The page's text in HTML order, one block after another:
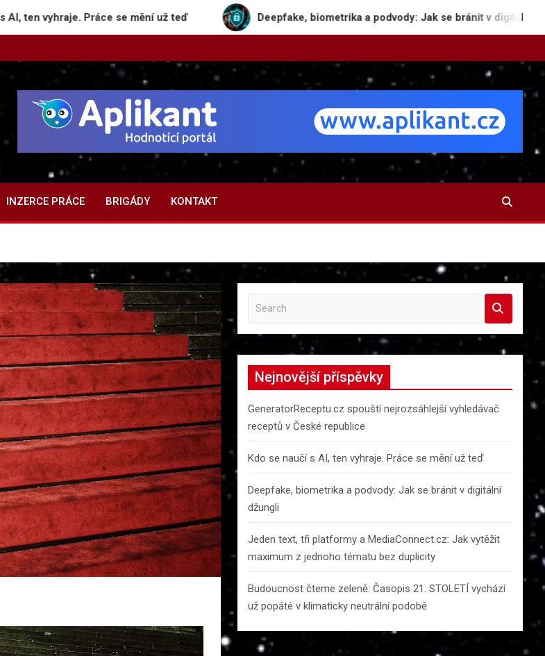
Práce se mění už teď Deepfake, biometrika a podvody: Jak se bránit v digitální džungli
INZERCE PRÁCE BRIGÁDY KONTAKT
a
r
h
Nejnovější příspěvky
GeneratorReceptu.cz spouští nejrozsáhlejší vyhledávač
receptů v České republice
Kdo se naučí s AI, ten vyhraje. Práce se mění už teď
Deepfake, biometrika a podvody: Jak se bránit v digitální
džungli
Jeden text, tři platformy a MediaConnect.cz: Jak vytěžit
maximum z jednoho tématu bez duplicity
Budoucnost čteme zeleně: Časopis 21. STOLETÍ vychází
už popáté v klimaticky neutrální podobě